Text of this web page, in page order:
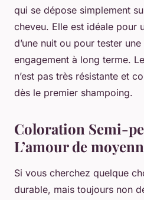
qui se dépose simplement
cheveu. Elle est idéale pour
d’une nuit ou pour tester
engagement à long terme.
n’est pas très résistante et
dès le premier shampoing.
Coloration Semi-
L’amour de
Si vous cherchez quelque
durable, mais toujours non